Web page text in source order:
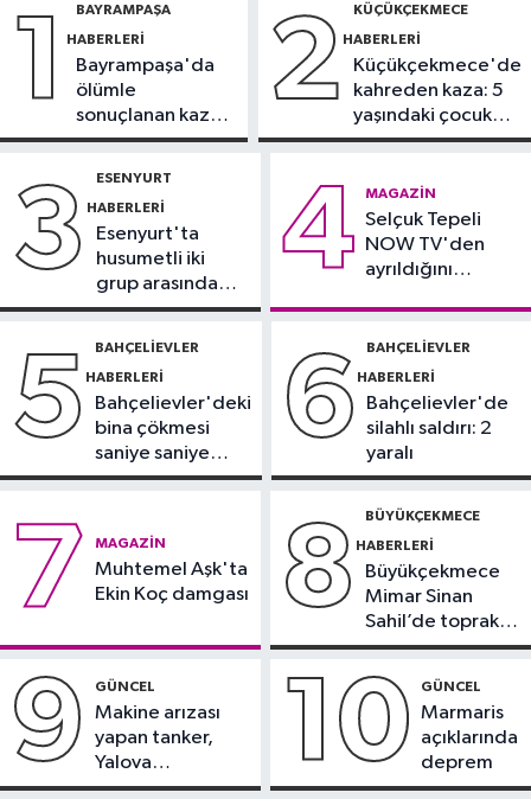
otobüsü İETT otobüsüne çarptı
Avcılar Haberleri
kazaya neden oldu
Küçükçekmece Haberleri
Deresi'nde batık tekneler
karabatakların yuvası oldu
Kadınlarda oran yüzde 40’larda
1 BAYRAMPAŞA
HABERLERI
Bayrampaşa'da
ölümle
sonuçlanan kaza:
Sürücü
2 KÜÇÜKÇEKMECE
HABERLERI
Küçükçekmece'de
kahreden kaza: 5
yaşındaki çocuk
yoğun bakımda
3 ESENYURT
HABERLERI
Esenyurt'ta
husumetli iki
grup arasında
silahlı kavga
4 MAGAZIN
Selçuk Tepeli
NOW TV'den
ayrıldığını
5 BAHÇELIEVLER
HABERLERI
Bahçelievler'deki
bina çökmesi
saniye saniye
görüntülendi
6 BAHÇELIEVLER
HABERLERI
Bahçelievler'de
silahlı saldırı: 2
yaralı
7 MAGAZIN
Muhtemel Aşk'ta
Ekin Koç damgası
8 BÜYÜKÇEKMECE
HABERLERI
Büyükçekmece
Mimar Sinan
Sahil’de toprak
kayması
9 GÜNCEL
Makine arızası
yapan tanker,
Yalova
Demirleme
10 GÜNCEL
Marmaris
açıklarında
deprem